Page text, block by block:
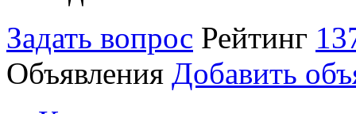
Задать вопрос Рейтинг
Объявления Добавить